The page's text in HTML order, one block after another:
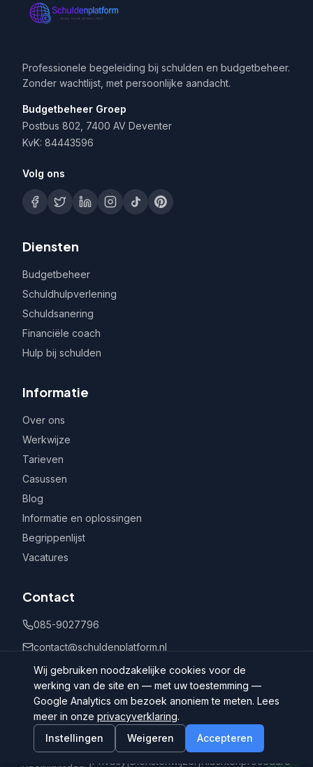
Professionele begeleiding bij schulden en budgetbeheer.
Zonder wachtlijst, met persoonlijke aandacht.
Budgetbeheer Groep
Postbus 802, 7400 AV Deventer
KvK: 84443596
Volg ons
Diensten
Budgetbeheer
Schuldhulpverlening
Schuldsanering
Financiële coach
Hulp bij schulden
Informatie
Over ons
Werkwijze
Tarieven
Casussen
Blog
Informatie en oplossingen
Begrippenlijst
Vacatures
Contact
085-9027796
contact@schuldenplatform.nl
Postbus 802, 7400 AV Deventer
©
Schuldenplatform.nl
Algemene
|Privacy |Dienstenwijzer |Klachtenprocedure
Wij gebruiken noodzakelijke cookies voor de
werking van de site en — met uw toestemming —
Google Analytics om bezoek anoniem te meten. Lees
meer in onze privacyverklaring.
Instellingen
Weigeren Accepteren